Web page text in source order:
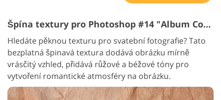
Špína textury pro Photoshop #14 "Album Coziness"
Hledáte pěknou texturu pro svatební fotografie? Tato
bezplatná špinavá textura dodává obrázku mírně
vrásčitý vzhled, přidává růžové a béžové tóny pro
vytvoření romantické atmosféry na obrázku.